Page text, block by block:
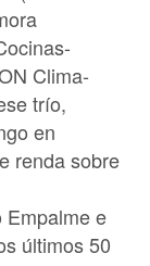
Clima-
trío,
en
renda sobre
Empalme e
últimos 50